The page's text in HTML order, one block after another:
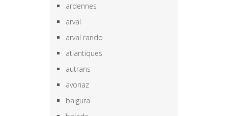
ardennes
arval
arval rando
atlantiques
autrans
avoriaz
baigura